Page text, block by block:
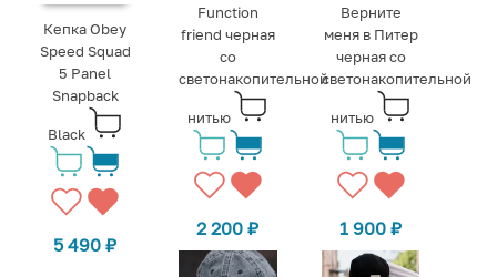
Кепка Obey
Speed Squad
5 Panel
Snapback
Black
5 490₽
Function
friend черная
со
светонакопительной
нитью
2 200₽
Верните
меня в Питер
черная со
светонакопительной
нитью
1 900₽